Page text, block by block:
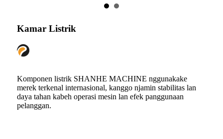
Kamar Listrik
Komponen listrik SHANHE MACHINE nggunakake
merek terkenal internasional, kanggo njamin stabilitas lan
daya tahan kabeh operasi mesin lan efek panggunaan
pelanggan.